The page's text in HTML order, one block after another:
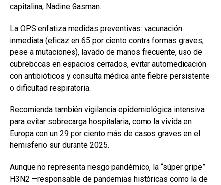
capitalina, Nadine Gasman.
La OPS enfatiza medidas preventivas: vacunación
inmediata (eficaz en 65 por ciento contra formas graves,
pese a mutaciones), lavado de manos frecuente, uso de
cubrebocas en espacios cerrados, evitar automedicación
con antibióticos y consulta médica ante fiebre persistente
o dificultad respiratoria.
Recomienda también vigilancia epidemiológica intensiva
para evitar sobrecarga hospitalaria, como la vivida en
Europa con un 29 por ciento más de casos graves en el
hemisferio sur durante 2025.
Aunque no representa riesgo pandémico, la “súper gripe”
H3N2 —responsable de pandemias históricas como la de